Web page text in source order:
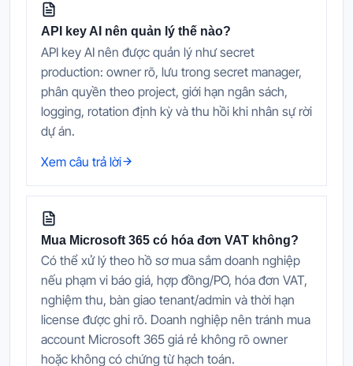
API key AI nên quản lý thế nào?
API key AI nên được quản lý như secret
production: owner rõ, lưu trong secret manager,
phân quyền theo project, giới hạn ngân sách,
logging, rotation định kỳ và thu hồi khi nhân sự rời
dự án.
Xem câu trả lời
Mua Microsoft 365 có hóa đơn VAT không?
Có thể xử lý theo hồ sơ mua sắm doanh nghiệp
nếu phạm vi báo giá, hợp đồng/PO, hóa đơn VAT,
nghiệm thu, bàn giao tenant/admin và thời hạn
license được ghi rõ. Doanh nghiệp nên tránh mua
account Microsoft 365 giá rẻ không rõ owner
hoặc không có chứng từ hạch toán.